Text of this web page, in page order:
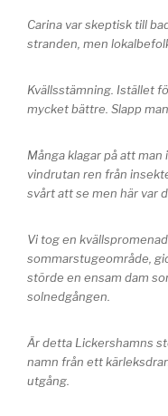
Carina var skeptisk till
stranden, men
Kvällsstämning. Istället
mycket bättre. Slapp
Många klagar på att
vindrutan ren från
svårt att se men här var
Vi tog en
sommarstugeområde,
störde en ensam dam
solnedgången.
Är detta Lickershamns
namn från ett
utgång.